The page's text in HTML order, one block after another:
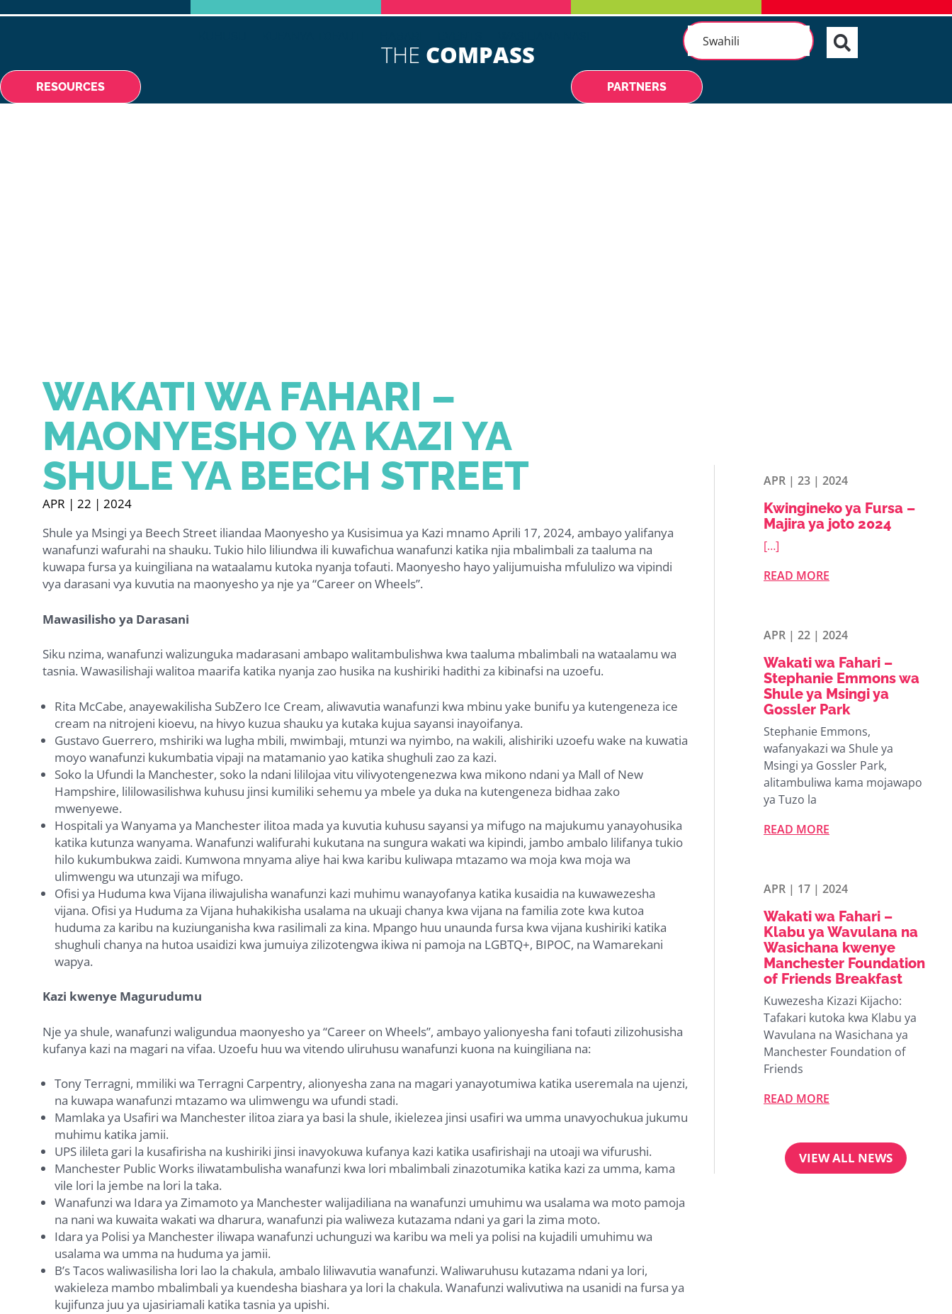
Swahili
RESOURCES
THE COMPASS
PARTNERS
WAKATI WA FAHARI –
MAONYESHO YA KAZI YA
SHULE YA BEECH STREET
APR | 22 | 2024
Shule ya Msingi ya Beech Street iliandaa Maonyesho ya Kusisimua ya Kazi mnamo Aprili 17, 2024, ambayo yalifanya
wanafunzi wafurahi na shauku. Tukio hilo liliundwa ili kuwafichua wanafunzi katika njia mbalimbali za taaluma na
kuwapa fursa ya kuingiliana na wataalamu kutoka nyanja tofauti. Maonyesho hayo yalijumuisha mfululizo wa vipindi
vya darasani vya kuvutia na maonyesho ya nje ya “Career on Wheels”.
Mawasilisho ya Darasani
Siku nzima, wanafunzi walizunguka madarasani ambapo walitambulishwa kwa taaluma mbalimbali na wataalamu wa
tasnia. Wawasilishaji walitoa maarifa katika nyanja zao husika na kushiriki hadithi za kibinafsi na uzoefu.
Rita McCabe, anayewakilisha SubZero Ice Cream, aliwavutia wanafunzi kwa mbinu yake bunifu ya kutengeneza ice
cream na nitrojeni kioevu, na hivyo kuzua shauku ya kutaka kujua sayansi inayoifanya.
Gustavo Guerrero, mshiriki wa lugha mbili, mwimbaji, mtunzi wa nyimbo, na wakili, alishiriki uzoefu wake na kuwatia
moyo wanafunzi kukumbatia vipaji na matamanio yao katika shughuli zao za kazi.
Soko la Ufundi la Manchester, soko la ndani lililojaa vitu vilivyotengenezwa kwa mikono ndani ya Mall of New
Hampshire, lililowasilishwa kuhusu jinsi kumiliki sehemu ya mbele ya duka na kutengeneza bidhaa zako
mwenyewe.
Hospitali ya Wanyama ya Manchester ilitoa mada ya kuvutia kuhusu sayansi ya mifugo na majukumu yanayohusika
katika kutunza wanyama. Wanafunzi walifurahi kukutana na sungura wakati wa kipindi, jambo ambalo lilifanya tukio
hilo kukumbukwa zaidi. Kumwona mnyama aliye hai kwa karibu kuliwapa mtazamo wa moja kwa moja wa
ulimwengu wa utunzaji wa mifugo.
Ofisi ya Huduma kwa Vijana iliwajulisha wanafunzi kazi muhimu wanayofanya katika kusaidia na kuwawezesha
vijana. Ofisi ya Huduma za Vijana huhakikisha usalama na ukuaji chanya kwa vijana na familia zote kwa kutoa
huduma za karibu na kuziunganisha kwa rasilimali za kina. Mpango huu unaunda fursa kwa vijana kushiriki katika
shughuli chanya na hutoa usaidizi kwa jumuiya zilizotengwa ikiwa ni pamoja na LGBTQ+, BIPOC, na Wamarekani
wapya.
Kazi kwenye Magurudumu
Nje ya shule, wanafunzi waligundua maonyesho ya “Career on Wheels”, ambayo yalionyesha fani tofauti zilizohusisha
kufanya kazi na magari na vifaa. Uzoefu huu wa vitendo uliruhusu wanafunzi kuona na kuingiliana na:
Tony Terragni, mmiliki wa Terragni Carpentry, alionyesha zana na magari yanayotumiwa katika useremala na ujenzi,
na kuwapa wanafunzi mtazamo wa ulimwengu wa ufundi stadi.
Mamlaka ya Usafiri wa Manchester ilitoa ziara ya basi la shule, ikielezea jinsi usafiri wa umma unavyochukua jukumu
muhimu katika jamii.
UPS ilileta gari la kusafirisha na kushiriki jinsi inavyokuwa kufanya kazi katika usafirishaji na utoaji wa vifurushi.
Manchester Public Works iliwatambulisha wanafunzi kwa lori mbalimbali zinazotumika katika kazi za umma, kama
vile lori la jembe na lori la taka.
Wanafunzi wa Idara ya Zimamoto ya Manchester walijadiliana na wanafunzi umuhimu wa usalama wa moto pamoja
na nani wa kuwaita wakati wa dharura, wanafunzi pia waliweza kutazama ndani ya gari la zima moto.
Idara ya Polisi ya Manchester iliwapa wanafunzi uchunguzi wa karibu wa meli ya polisi na kujadili umuhimu wa
usalama wa umma na huduma ya jamii.
B’s Tacos waliwasilisha lori lao la chakula, ambalo liliwavutia wanafunzi. Waliwaruhusu kutazama ndani ya lori,
wakieleza mambo mbalimbali ya kuendesha biashara ya lori la chakula. Wanafunzi walivutiwa na usanidi na fursa ya
kujifunza juu ya ujasiriamali katika tasnia ya upishi.
APR | 23 | 2024
Kwingineko ya Fursa –
Majira ya joto 2024
[…]
READ MORE
APR | 22 | 2024
Wakati wa Fahari –
Stephanie Emmons wa
Shule ya Msingi ya
Gossler Park
Stephanie Emmons,
wafanyakazi wa Shule ya
Msingi ya Gossler Park,
alitambuliwa kama mojawapo
ya Tuzo la
READ MORE
APR | 17 | 2024
Wakati wa Fahari –
Klabu ya Wavulana na
Wasichana kwenye
Manchester Foundation
of Friends Breakfast
Kuwezesha Kizazi Kijacho:
Tafakari kutoka kwa Klabu ya
Wavulana na Wasichana ya
Manchester Foundation of
Friends
READ MORE
VIEW ALL NEWS